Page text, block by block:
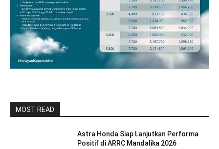
MOST READ
Astra Honda Siap Lanjutkan Performa
Positif di ARRC Mandalika 2026